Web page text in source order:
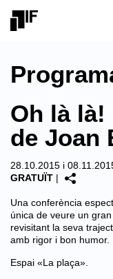
Oh là là!
de Joan
28.10.2015 i
GRATUÏT |
Una conferència
única de veure un
revisitant la seva
amb rigor i bon humor.
Espai «La plaça».